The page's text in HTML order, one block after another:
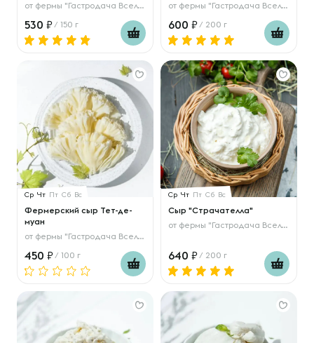
от фермы "Гастродача Вселуг"
530 / 150 г
от фермы "Гастродача Вселуг"
600 / 200 г
Ср Чт Пт Сб Вс
Фермерский сыр Тет-де-
муан
от фермы "Гастродача Вселуг"
450 / 100 г
Ср Чт Пт Сб Вс
Сыр "Страчателла"
от фермы "Гастродача Вселуг"
640 / 200 г